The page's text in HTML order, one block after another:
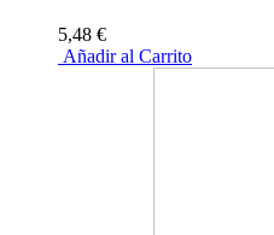
5,48 €
Añadir al Carrito